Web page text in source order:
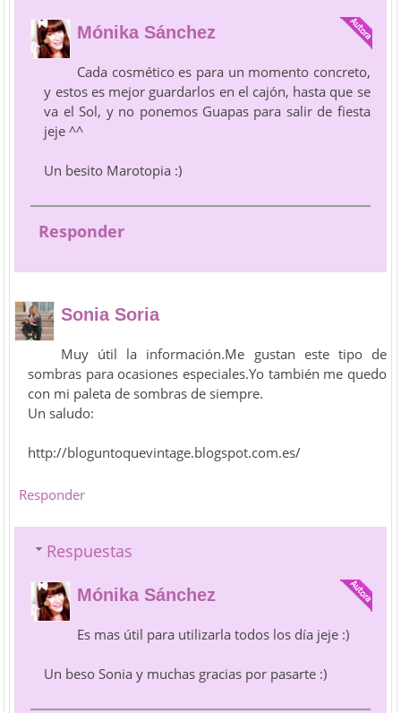
Mónika Sánchez
Cada cosmético es para un momento concreto,
y estos es mejor guardarlos en el cajón, hasta que se
va el Sol, y no ponemos Guapas para salir de fiesta
jeje ^^
Un besito Marotopia :)
Responder
Sonia Soria
Muy útil la información.Me gustan este tipo de
sombras para ocasiones especiales.Yo también me quedo
con mi paleta de sombras de siempre.
Un saludo:
http://bloguntoquevintage.blogspot.com.es/
Responder
Respuestas
Mónika Sánchez
Es mas útil para utilizarla todos los día jeje :)
Un beso Sonia y muchas gracias por pasarte :)